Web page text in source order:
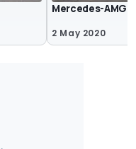
Mercedes-AMG
2 May 2020